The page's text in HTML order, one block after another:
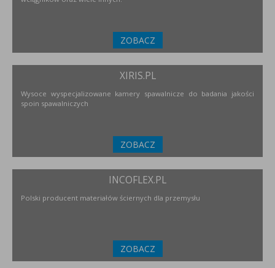
ZOBACZ
XIRIS.PL
Wysoce wyspecjalizowane kamery spawalnicze do badania jakości
spoin spawalniczych
ZOBACZ
INCOFLEX.PL
Polski producent materiałów ściernych dla przemysłu
ZOBACZ